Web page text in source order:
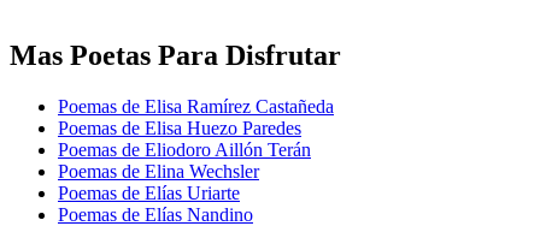
Mas Poetas Para Disfrutar
Poemas de Elisa Ramírez Castañeda
Poemas de Elisa Huezo Paredes
Poemas de Eliodoro Aillón Terán
Poemas de Elina Wechsler
Poemas de Elías Uriarte
Poemas de Elías Nandino